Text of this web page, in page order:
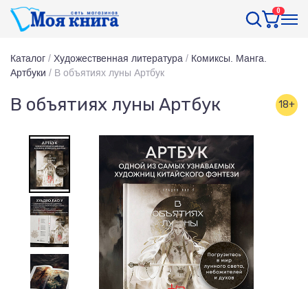
0
Каталог / Художественная литература / Комиксы. Манга.
Артбуки / В объятиях луны Артбук
В объятиях луны Артбук 18+